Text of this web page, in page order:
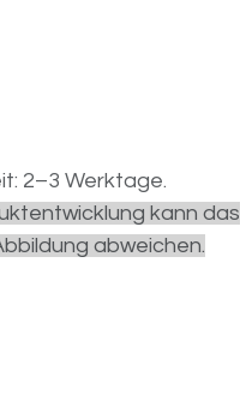
2–3 Werktage.
kann das
abweichen.